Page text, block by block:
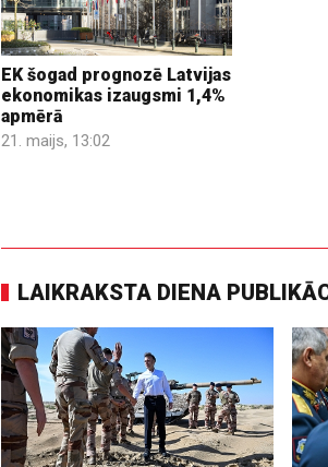
EK šogad prognozē Latvijas
ekonomikas izaugsmi 1,4%
apmērā
21. maijs, 13:02
LAIKRAKSTA DIENA